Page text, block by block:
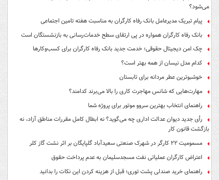
می‌شود؟
پیام تبریک مدیرعامل بانک رفاه کارگران به مناسبت هفته تامین اجتماعی
بانک رفاه کارگران همواره در پی ارتقای سطح خدمات‌رسانی به بازنشستگان است
چک امن دیجیتال حقوقی؛ خدمت جدید بانک رفاه کارگران برای کسب‌وکارها
کدام مدل نیسان از همه بهتر است؟
خوشبوترین عطر مردانه برای تابستان
مهارت‌هایی که شانس مهاجرت کاری را بالا می‌برند کدامند؟
راهنمای انتخاب بهترین سروو موتور برای پروژه شما
رأی جدید دیوان عدالت اداری چه می‌گوید؟ نه ابطال کامل مقررات مناطق آزاد، نه
بازگشت قانون کار
مسمومیت ۲۲ کارگر در شهرک صنعتی سعیدآباد گلپایگان بر اثر نشت گاز کلر
اعتراض کارگران عملیاتی نفت مسجدسلیمان به عدم پرداخت حقوق
راهنمای خرید صندلی پشت توری؛ قبل از هزینه کردن این نکات را بدانید